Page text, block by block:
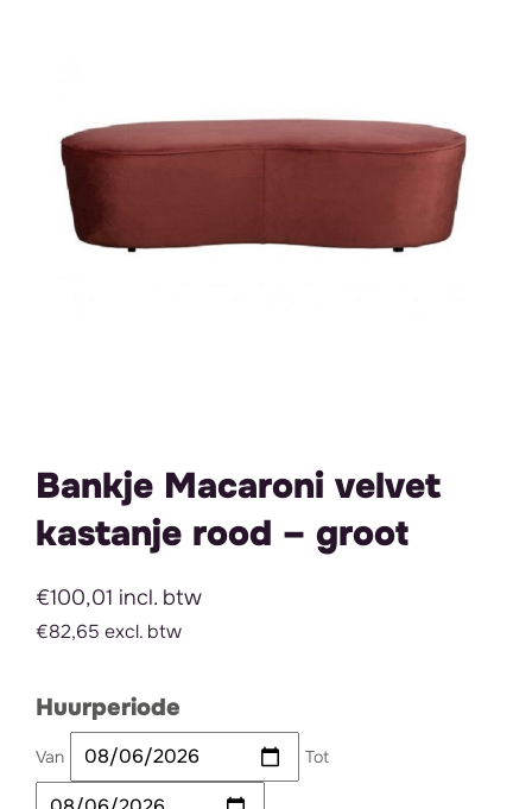
Bankje Macaroni velvet
kastanje rood – groot
€100,01 incl. btw
€82,65 excl. btw
Huurperiode
Van Tot